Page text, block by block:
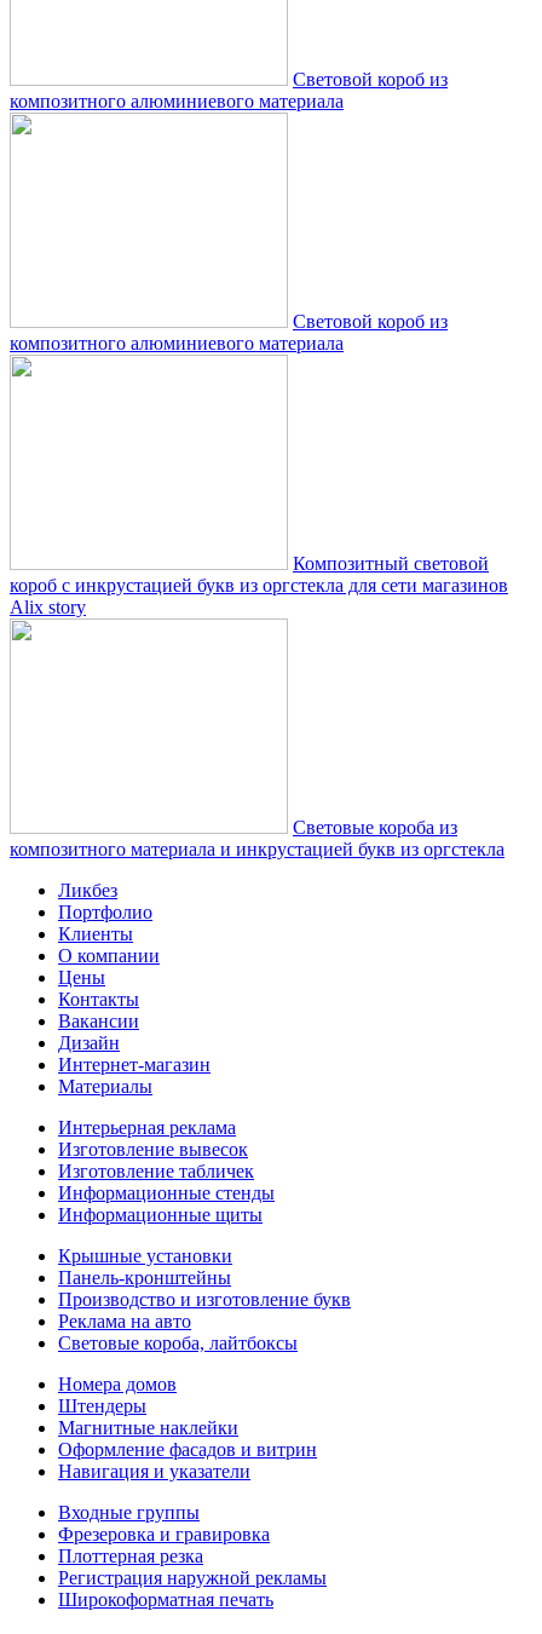
Световой короб из
композитного алюминиевого материала
Световой короб из
композитного алюминиевого материала
Композитный световой
короб с инкрустацией букв из оргстекла для сети магазинов
Alix story
Световые короба из
композитного материала и инкрустацией букв из оргстекла
Ликбез
Портфолио
Клиенты
О компании
Цены
Контакты
Вакансии
Дизайн
Интернет-магазин
Материалы
Интерьерная реклама
Изготовление вывесок
Изготовление табличек
Информационные стенды
Информационные щиты
Крышные установки
Панель-кронштейны
Производство и изготовление букв
Реклама на авто
Световые короба, лайтбоксы
Номера домов
Штендеры
Магнитные наклейки
Оформление фасадов и витрин
Навигация и указатели
Входные группы
Фрезеровка и гравировка
Плоттерная резка
Регистрация наружной рекламы
Широкоформатная печать